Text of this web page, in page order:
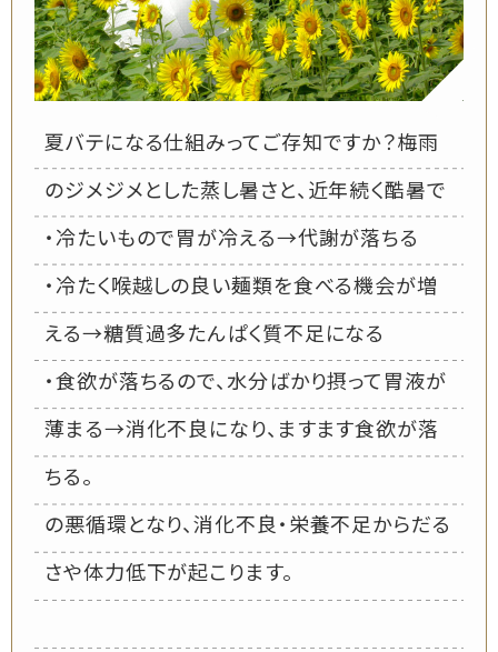
夏バテになる仕組みってご存知ですか？梅雨
のジメジメとした蒸し暑さと、近年続く酷暑で
・冷たいもので胃が冷える→代謝が落ちる
・冷たく喉越しの良い麺類を食べる機会が増
える→糖質過多たんぱく質不足になる
・食欲が落ちるので、水分ばかり摂って胃液が
薄まる→消化不良になり、ますます食欲が落
ちる。
の悪循環となり、消化不良・栄養不足からだる
さや体力低下が起こります。